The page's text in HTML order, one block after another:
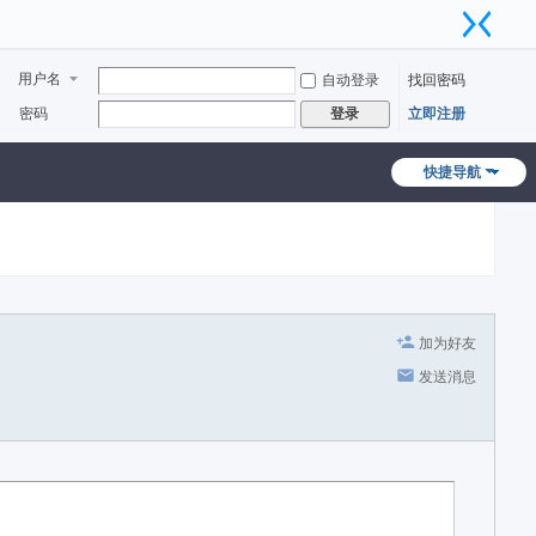
用户名 自动登录
找回密码
密码
登录 立即注册
快捷导航
加为好友
发送消息